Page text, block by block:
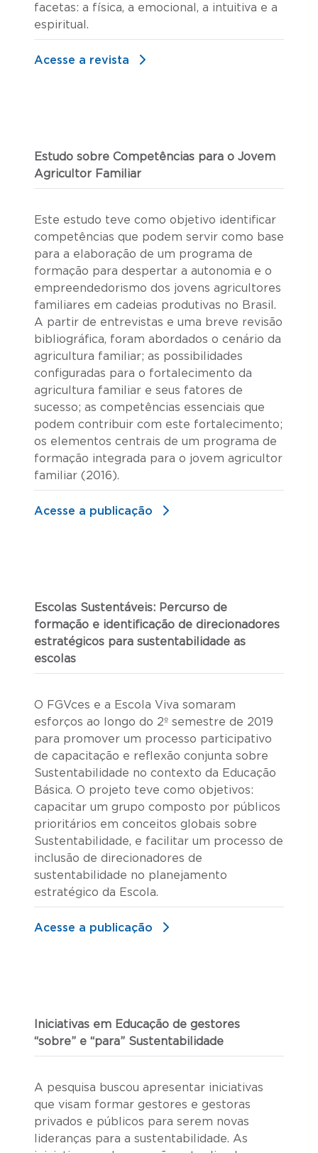
facetas: a física, a emocional, a intuitiva e a
espiritual.
Acesse a revista
Estudo sobre Competências para o Jovem
Agricultor Familiar
Este estudo teve como objetivo identificar
competências que podem servir como base
para a elaboração de um programa de
formação para despertar a autonomia e o
empreendedorismo dos jovens agricultores
familiares em cadeias produtivas no Brasil.
A partir de entrevistas e uma breve revisão
bibliográfica, foram abordados o cenário da
agricultura familiar; as possibilidades
configuradas para o fortalecimento da
agricultura familiar e seus fatores de
sucesso; as competências essenciais que
podem contribuir com este fortalecimento;
os elementos centrais de um programa de
formação integrada para o jovem agricultor
familiar (2016).
Acesse a publicação
Escolas Sustentáveis: Percurso de
formação e identificação de direcionadores
estratégicos para sustentabilidade as
escolas
O FGVces e a Escola Viva somaram
esforços ao longo do 2º semestre de 2019
para promover um processo participativo
de capacitação e reflexão conjunta sobre
Sustentabilidade no contexto da Educação
Básica. O projeto teve como objetivos:
capacitar um grupo composto por públicos
prioritários em conceitos globais sobre
Sustentabilidade, e facilitar um processo de
inclusão de direcionadores de
sustentabilidade no planejamento
estratégico da Escola.
Acesse a publicação
Iniciativas em Educação de gestores
“sobre” e “para” Sustentabilidade
A pesquisa buscou apresentar iniciativas
que visam formar gestores e gestoras
privados e públicos para serem novas
lideranças para a sustentabilidade. As